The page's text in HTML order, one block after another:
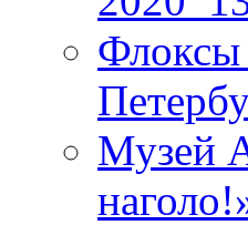
Флоксы
Музей